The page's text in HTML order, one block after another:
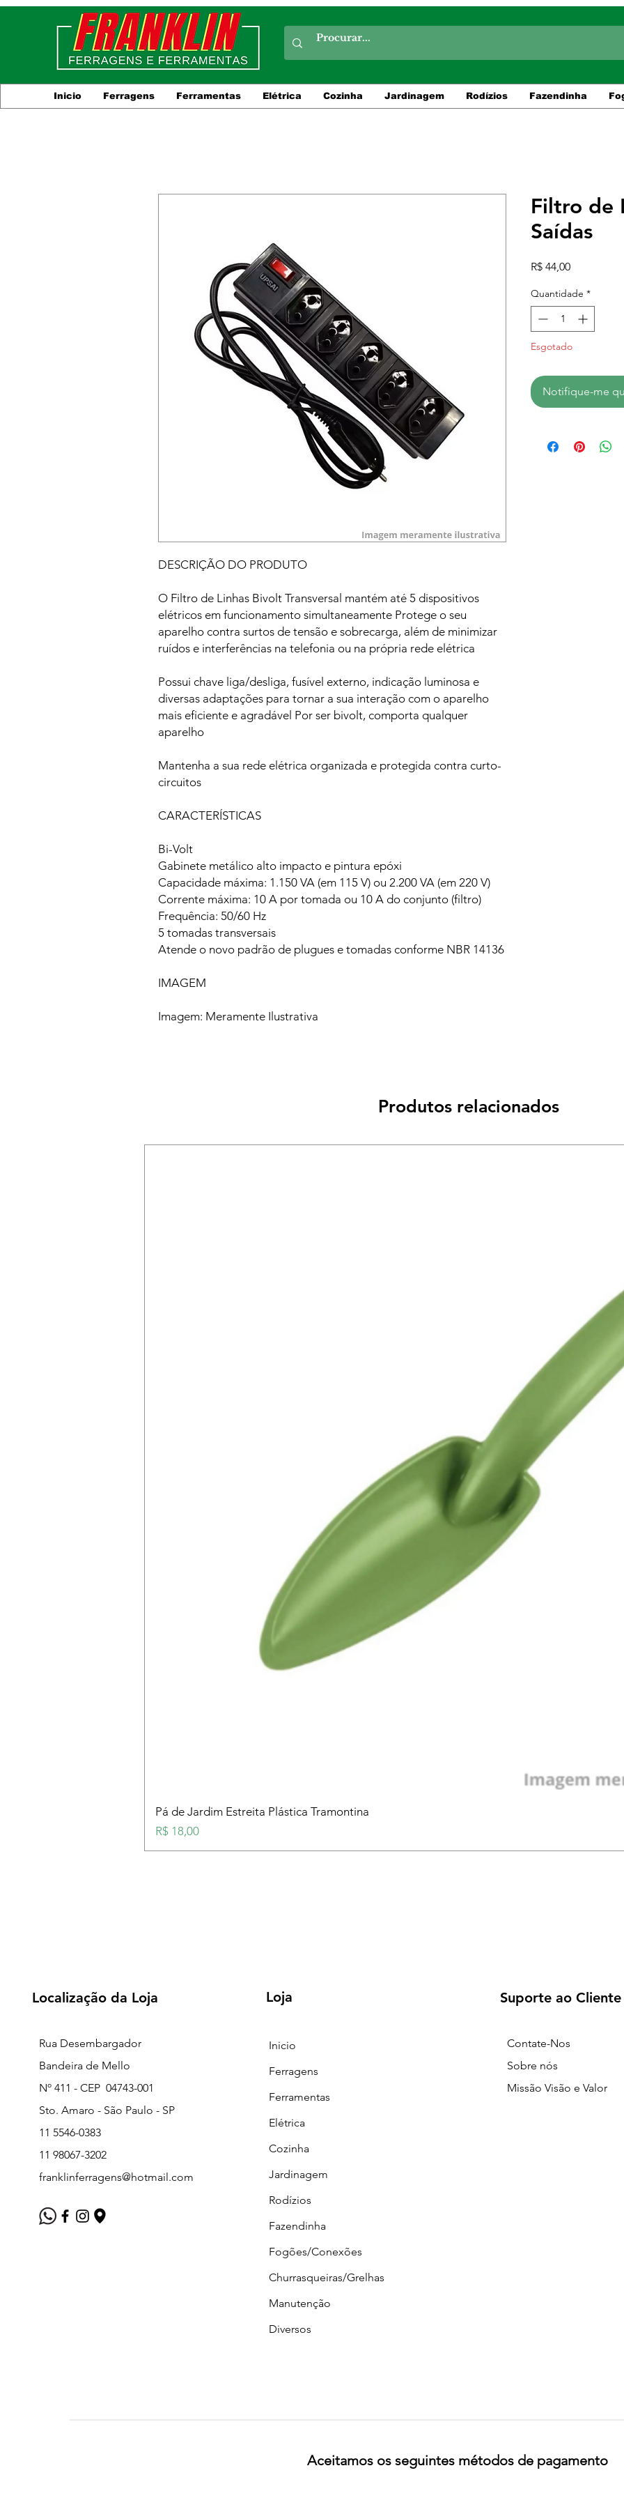
Inicio Ferragens Ferramentas Elétrica Cozinha Jardinagem Rodízios Fazendinha
DESCRIÇÃO DO PRODUTO
O Filtro de Linhas Bivolt Transversal mantém até 5 dispositivos
elétricos em funcionamento simultaneamente Protege o seu
aparelho contra surtos de tensão e sobrecarga, além de minimizar
ruídos e interferências na telefonia ou na própria rede elétrica
Possui chave liga/desliga, fusível externo, indicação luminosa e
diversas adaptações para tornar a sua interação com o aparelho
mais eficiente e agradável Por ser bivolt, comporta qualquer
aparelho
Mantenha a sua rede elétrica organizada e protegida contra curto-
circuitos
CARACTERÍSTICAS
Bi-Volt
Gabinete metálico alto impacto e pintura epóxi
Capacidade máxima: 1.150 VA (em 115 V) ou 2.200 VA (em 220 V)
Corrente máxima: 10 A por tomada ou 10 A do conjunto (filtro)
Frequência: 50/60 Hz
5 tomadas transversais
Atende o novo padrão de plugues e tomadas conforme NBR 14136
IMAGEM
Imagem: Meramente Ilustrativa
Filtro de
Saídas
R$ 44,00Preço
Quantidade *
Esgotado
Notifique-me
Produtos relacionados
Pá de Jardim Estreita Plástica Tramontina
Preço
R$ 18,00
Localização da Loja
Rua Desembargador
Bandeira de Mello
Nº 411 - CEP 04743-001
Sto. Amaro - São Paulo - SP
11 5546-0383
11 98067-3202
franklinferragens@hotmail.com
Loja
Inicio
Ferragens
Ferramentas
Elétrica
Cozinha
Jardinagem
Rodízios
Fazendinha
Fogões/Conexões
Churrasqueiras/Grelhas
Manutenção
Diversos
Suporte ao Cliente
Contate-Nos
Sobre nós
Missão Visão e Valor
Aceitamos os seguintes métodos de pagamento